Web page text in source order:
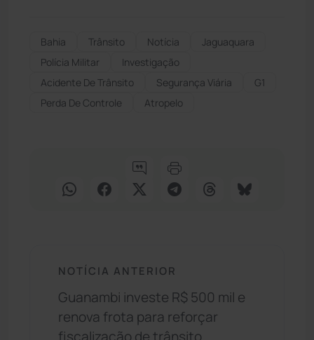
Bahia Trânsito Notícia
Jaguaquara
Polícia Militar
Investigação
Acidente De Trânsito
Segurança Viária
G1
Perda De Controle
Atropelo
NOTÍCIA ANTERIOR
Guanambi investe R$ 500 mil e
renova frota para reforçar